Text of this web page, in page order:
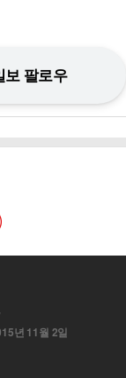
보 팔로우
년 11월 2일